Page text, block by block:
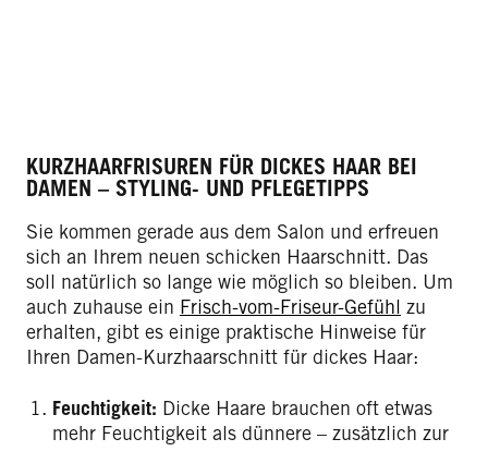
KURZHAARFRISUREN FÜR DICKES HAAR BEI
DAMEN – STYLING- UND PFLEGETIPPS
Sie kommen gerade aus dem Salon und erfreuen
sich an Ihrem neuen schicken Haarschnitt. Das
soll natürlich so lange wie möglich so bleiben. Um
auch zuhause ein Frisch-vom-Friseur-Gefühl zu
erhalten, gibt es einige praktische Hinweise für
Ihren Damen-Kurzhaarschnitt für dickes Haar:
Feuchtigkeit: Dicke Haare brauchen oft etwas
mehr Feuchtigkeit als dünnere – zusätzlich zur